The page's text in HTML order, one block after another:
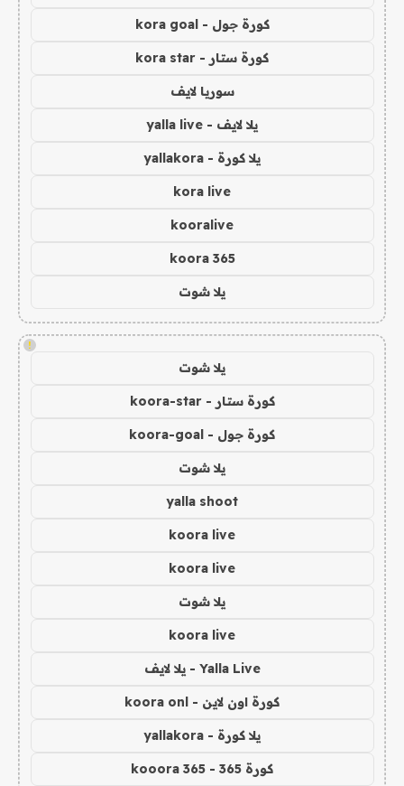
كورة جول - kora goal
كورة ستار - kora star
سوريا لايف
يلا لايف - yalla live
يلا كورة - yallakora
kora live
kooralive
koora 365
يلا شوت
!
يلا شوت
كورة ستار - koora-star
كورة جول - koora-goal
يلا شوت
yalla shoot
koora live
koora live
يلا شوت
koora live
Yalla Live - يلا لايف
كورة اون لاين - koora onl
يلا كورة - yallakora
كورة 365 - kooora 365